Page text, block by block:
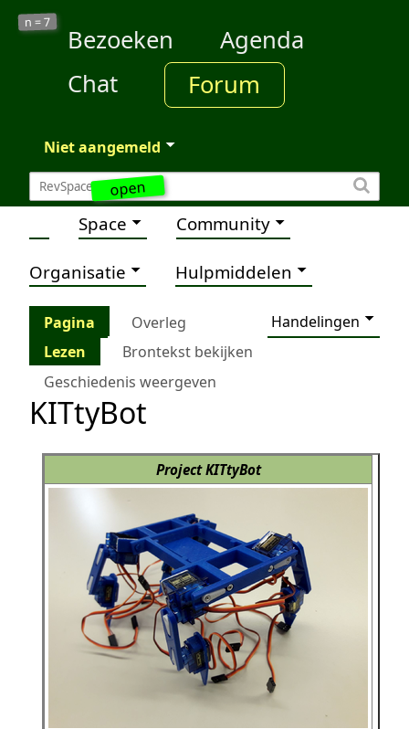
open
n =7
Bezoeken
Agenda
Chat
Forum
Niet aangemeld
Space Community
Organisatie Hulpmiddelen
Pagina Overleg
Handelingen
Lezen
Brontekst bekijken
Geschiedenis weergeven
KITtyBot
Project KITtyBot